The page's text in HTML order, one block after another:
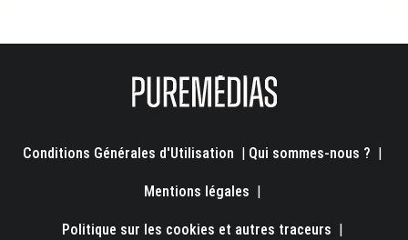
Conditions Générales d'Utilisation | Qui sommes-nous ? |
Mentions légales |
Politique sur les cookies et autres traceurs |